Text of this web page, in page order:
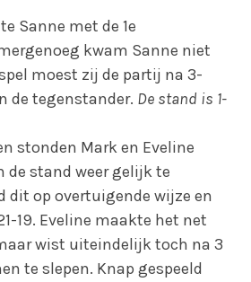
Sanne met de 1e
kwam Sanne niet
moest zij de partij na 3-
de tegenstander. De stand is 1-
stonden Mark en Eveline
de stand weer gelijk te
dit op overtuigende wijze en
19. Eveline maakte het net
wist uiteindelijk toch na 3
te slepen. Knap gespeeld